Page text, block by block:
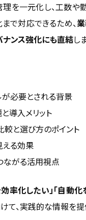
たい情報と課題を整理する
合う機能を絞って比較する
ルールと定着支援まで整
ルの費用相場と導
ルの費用は機能数と利用
たい業務フローと比較ポ
企業が導入を進めるときの
ル導入事例と導入
コスト削減とガバナンス強
支援・社内教育の重要性
理を一元化し、工数や
で対応できるため、
ナンス強化にも直結し
必要とされる背景
導入メリット
と選び方のポイント
る効果
がる活用視点
率化したい」「自動化
て、実践的な情報を提